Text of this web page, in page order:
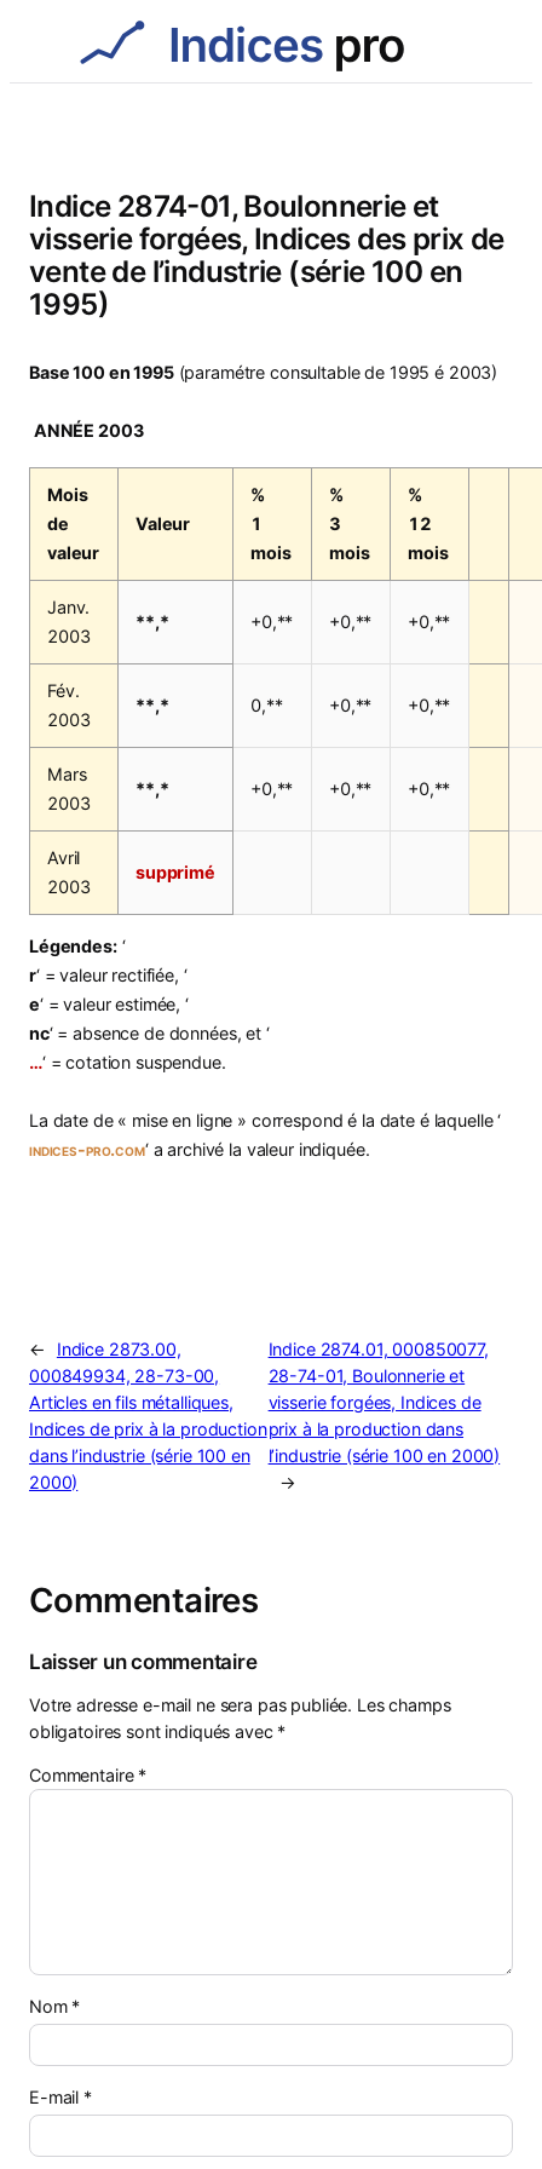
Indice 2874-01, Boulonnerie et
visserie forgées, Indices des prix de
vente de l’industrie (série 100 en
1995)
Base 100 en 1995(paramétre consultable de 1995 é 2003)
ANNÉE 2003
Mois
de
valeur
Valeur
%
1
mois
%
3
mois
%
12
mois
Janv.
2003
**,* +0,** +0,** +0,**
Fév.
2003
**,* 0,** +0,** +0,**
Mars
2003
**,* +0,** +0,** +0,**
Avril
2003
supprimé
Légendes:‘
r‘ = valeur rectifiée, ‘
e‘ = valeur estimée, ‘
nc‘ = absence de données, et ‘
…‘ = cotation suspendue.
La date de « mise en ligne » correspond é la date é laquelle ‘
indices-pro.com‘ a archivé la valeur indiquée.
←
Indice 2873.00,
000849934, 28-73-00,
Articles en fils métalliques,
Indices de prix à la production
dans l’industrie (série 100 en
2000)
Indice 2874.01, 000850077,
28-74-01, Boulonnerie et
visserie forgées, Indices de
prix à la production dans
l’industrie (série 100 en 2000)
→
Commentaires
Laisser un commentaire
Votre adresse e-mail ne sera pas publiée. Les champs
obligatoires sont indiqués avec *
Commentaire *
Nom *
E-mail *